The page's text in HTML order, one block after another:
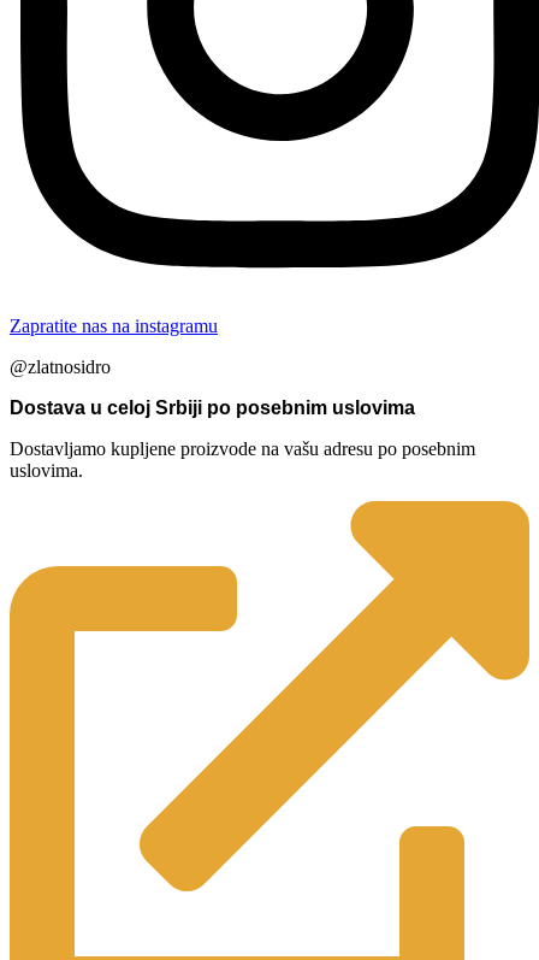
Zapratite nas na instagramu
@zlatnosidro
Dostava u celoj Srbiji po posebnim uslovima
Dostavljamo kupljene proizvode na vašu adresu po posebnim
uslovima.